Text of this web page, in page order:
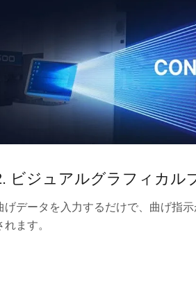
ビジュアルグラフィカル
げデータを入力するだけで、曲げ指
れます。